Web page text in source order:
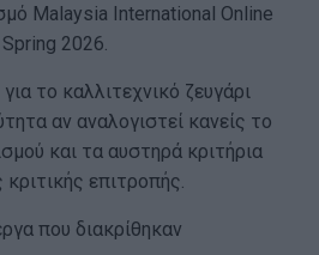
Malaysia International Online
2026.
το καλλιτεχνικό ζευγάρι
αν αναλογιστεί κανείς το
και τα αυστηρά κριτήρια
επιτροπής.
που διακρίθηκαν